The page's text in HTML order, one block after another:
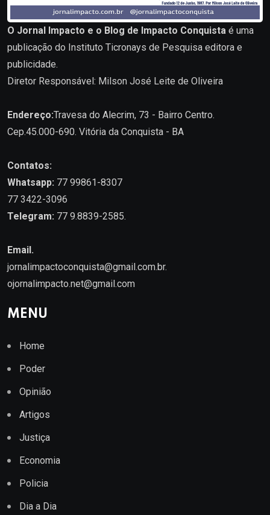
O Jornal Impacto e o Blog de Impacto Conquista é uma
publicação do Instituto Ticronays de Pesquisa editora e
publicidade.
Diretor Responsável: Milson José Leite de Oliveira
Endereço:Travesa do Alecrim, 73 - Bairro Centro.
Cep.45.000-690. Vitória da Conquista - BA
Contatos:
Whatsapp: 77 99861-8307
77 3422-3096
Telegram: 77 9.8839-2585.
Email.
jornalimpactoconquista@gmail.com.br.
ojornalimpacto.net@gmail.com
MENU
Home
Poder
Opinião
Artigos
Justiça
Economia
Policia
Dia a Dia